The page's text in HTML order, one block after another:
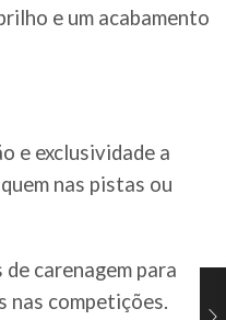
e um acabamento
e exclusividade a
nas pistas ou
carenagem para
nas competições.